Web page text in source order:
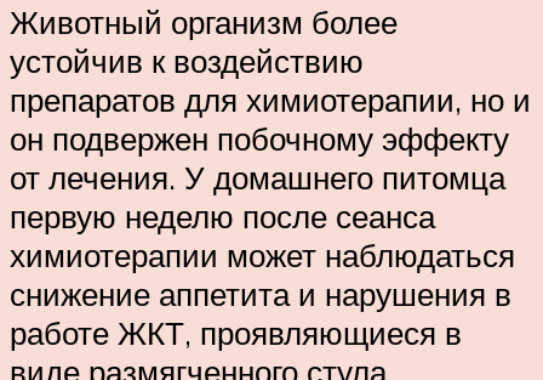
Животный организм более
устойчив к воздействию
препаратов для химиотерапии, но и
он подвержен побочному эффекту
от лечения. У домашнего питомца
первую неделю после сеанса
химиотерапии может наблюдаться
снижение аппетита и нарушения в
работе ЖКТ, проявляющиеся в
виде размягченного стула.